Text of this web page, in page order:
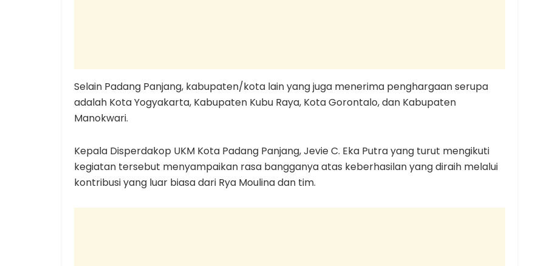
Selain Padang Panjang, kabupaten/kota lain yang juga menerima penghargaan serupa
adalah Kota Yogyakarta, Kabupaten Kubu Raya, Kota Gorontalo, dan Kabupaten
Manokwari.
Kepala Disperdakop UKM Kota Padang Panjang, Jevie C. Eka Putra yang turut mengikuti
kegiatan tersebut menyampaikan rasa bangganya atas keberhasilan yang diraih melalui
kontribusi yang luar biasa dari Rya Moulina dan tim.